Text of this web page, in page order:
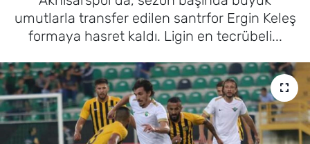
umutlarla transfer edilen santrfor Ergin Keleş
formaya hasret kaldı. Ligin en tecrübeli...